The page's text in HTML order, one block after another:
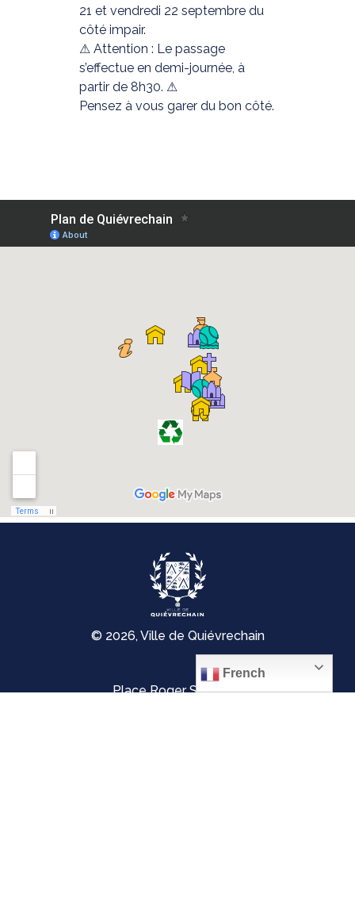
21 et vendredi 22 septembre du
côté impair.
⚠ Attention : Le passage
s’effectue en demi-journée, à
partir de 8h30. ⚠
Pensez à vous garer du bon côté.
© 2026, Ville de Quiévrechain
Place Roger Salengro
French